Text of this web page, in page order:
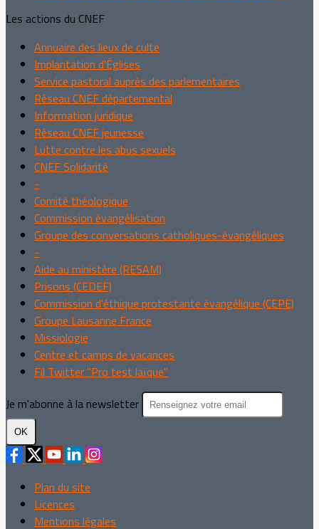
Les actions du CNEF
Annuaire des lieux de culte
Implantation d'Églises
Service pastoral auprès des parlementaires
Réseau CNEF départemental
Information juridique
Réseau CNEF jeunesse
Lutte contre les abus sexuels
CNEF Solidarité
-
Comité théologique
Commission évangélisation
Groupe des conversations catholiques-évangéliques
-
Aide au ministère (RESAM)
Prisons (CEDEF)
Commission d'éthique protestante évangélique (CEPE)
Groupe Lausanne France
Missiologie
Centre et camps de vacances
Fil Twitter "Pro test laïque"
Je m'abonne à la newsletter
OK
Plan du site
Licences
Mentions légales